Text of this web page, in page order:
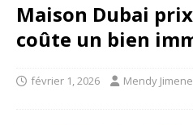
Maison Dubai
coûte un bien
février 1, 2026 Mendy